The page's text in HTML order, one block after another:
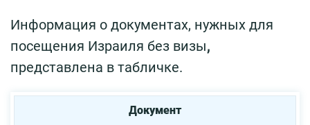
Информация о документах, нужных для
посещения Израиля без визы,
представлена в табличке.
Документ